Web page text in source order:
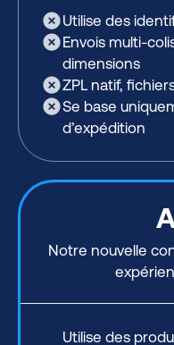
Utilise des
Envois multi-
dimensions
ZPL natif,
Se base
d’expédition
Notre nouvelle
Utilise des